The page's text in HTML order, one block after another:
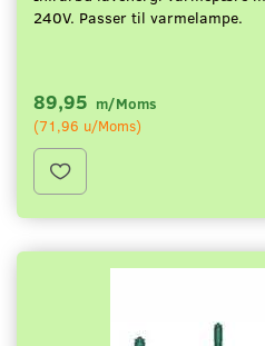
240V. Passer til varmelampe.
89,95 m/Moms
(71,96 u/Moms)